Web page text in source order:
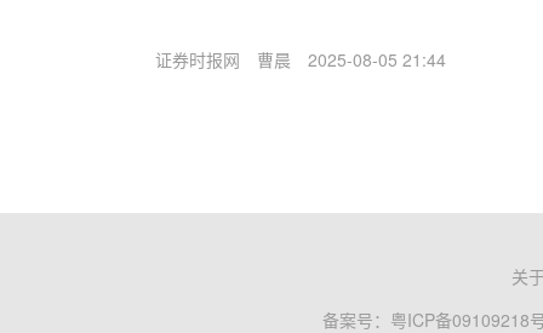
证券时报网 曹晨 2025-08-05 21:44
关
备案号： 粤ICP备09109218